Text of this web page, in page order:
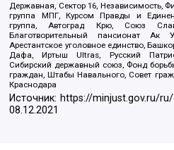
Державная, Сектор 16, Независимость,
группа МПГ, Курсом Правды и
группа, Автоград Крю, Союз
Благотворительный пансионат Ак
Арестантское уголовное единство,
Дафа, Иртыш Ultras, Русский
Сибирский державный союз, Фонд
граждан, Штабы Навального, Совет
Краснодара
Источник: https://minjust.gov.ru/
08.12.2021